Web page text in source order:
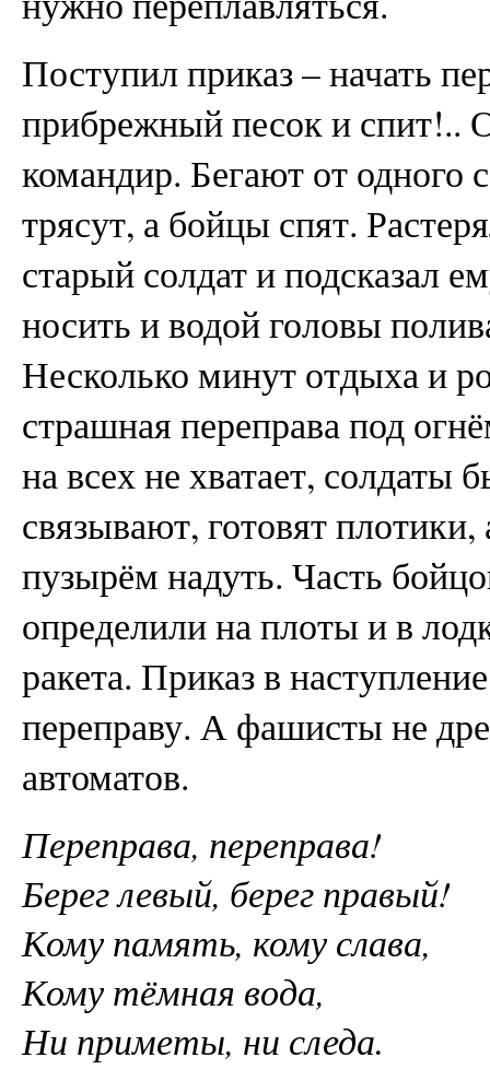
Поступил приказ – начать
прибрежный песок и спит!..
командир. Бегают от одного
трясут, а бойцы спят.
старый солдат и подсказал
носить и водой головы
Несколько минут отдыха и
страшная переправа под
на всех не хватает, солдаты
связывают, готовят
пузырём надуть. Часть
определили на плоты и в
ракета. Приказ в
переправу. А фашисты не
автоматов.
Переправа, переправа!
Берег левый, берег правый!
Кому память, кому слава,
Кому тёмная вода,
Ни приметы, ни следа.